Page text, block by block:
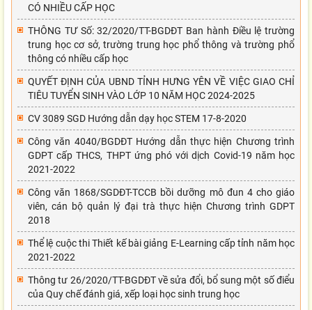
CÓ NHIỀU CẤP HỌC
THÔNG TƯ Số: 32/2020/TT-BGDĐT Ban hành Điều lệ trường
trung học cơ sở, trường trung học phổ thông và trường phổ
thông có nhiều cấp học
QUYẾT ĐỊNH CỦA UBND TỈNH HƯNG YÊN VỀ VIỆC GIAO CHỈ
TIÊU TUYỂN SINH VÀO LỚP 10 NĂM HỌC 2024-2025
CV 3089 SGD Hướng dẫn dạy học STEM 17-8-2020
Công văn 4040/BGDĐT Hướng dẫn thực hiện Chương trình
GDPT cấp THCS, THPT ứng phó với dịch Covid-19 năm học
2021-2022
Công văn 1868/SGDĐT-TCCB bồi dưỡng mô đun 4 cho giáo
viên, cán bộ quản lý đại trà thực hiện Chương trình GDPT
2018
Thể lệ cuộc thi Thiết kế bài giảng E-Learning cấp tỉnh năm học
2021-2022
Thông tư 26/2020/TT-BGDĐT về sửa đổi, bổ sung một số điểu
của Quy chế đánh giá, xếp loại học sinh trung học